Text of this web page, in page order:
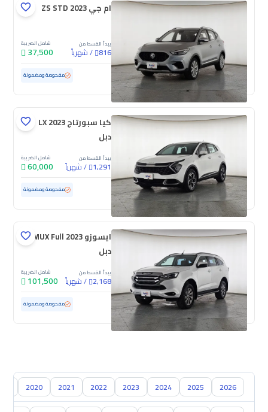
ام جي ZS STD 2023
يبدأ القسط من
816
/شهرياً
شامل الضريبة
37,500
مستعملة 95,572 كم مفحوصة ومضمونة
كيا سبورتاج LX 2023
دبل
يبدأ القسط من
1,291
/شهرياً
شامل الضريبة
60,000
مستعملة 192,981 كم مفحوصة ومضمونة
ايسوزو MUX Full 2023
دبل
يبدأ القسط من
2,168
/شهرياً
شامل الضريبة
101,500
مستعملة 114,014 كم مفحوصة ومضمونة
2026
2025
2024
2023
2022
2021
2020